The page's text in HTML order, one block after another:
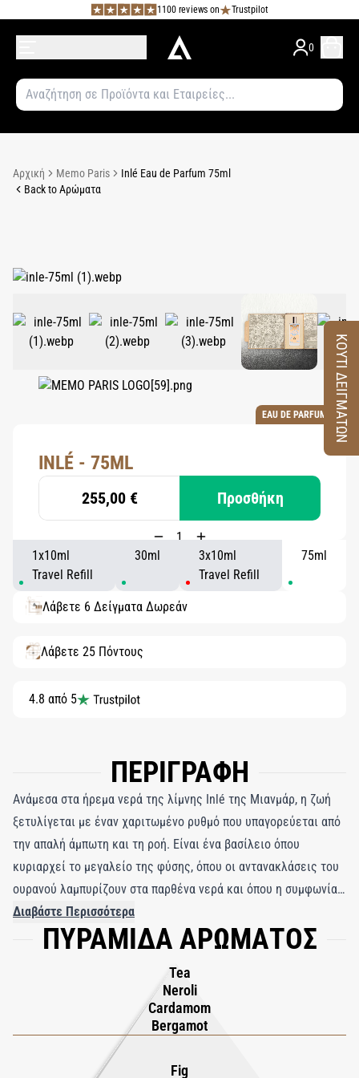
1100 reviews on Trustpilot
0
Αρχική Memo Paris
Inlé Eau de Parfum 75ml
Back to Αρώματα
EAU DE PARFUM
INLÉ - 75ML
255,00 € Προσθήκη
1x10ml
Travel Refill
30ml
3x10ml
Travel Refill
75ml
Λάβετε 6 Δείγματα Δωρεάν
Λάβετε 25 Πόντους
4.8 από 5
ΠΕΡΙΓΡΑΦΗ
Ανάμεσα στα ήρεμα νερά της λίμνης Inlé της Μιανμάρ, η ζωή
ξετυλίγεται με έναν χαριτωμένο ρυθμό που υπαγορεύεται από
την απαλή άμπωτη και τη ροή. Είναι ένα βασίλειο όπου
κυριαρχεί το μεγαλείο της φύσης, όπου οι αντανακλάσεις του
ουρανού λαμπυρίζουν στα παρθένα νερά και όπου η συμφωνία
της σιωπής, όταν πέφτει η νύχτα, είναι μια πολυπόθητη
απόλαυση. Το Inlé Eau de Parfum, ένα άρωμα που φέρνει στο
μαγευτικό κόσμο των ευωδιαστών ονείρων. Μια αρμονική
σύνθεση, πλέκει τις νότες του Jasmine, του Maté και του
Osmanthus σε μια ταπετσαρία οσφρητικού θαύματος.
Βυθιστείτε στην ουσία του Inlé, όπου ο Osmanthus ανθίζει,
βουτηγμένος σε ένα σύννεφο τσαγιού, προκαλεί μια
Διαβάστε Περισσότερα
ΠΥΡΑΜΙΔΑ ΑΡΩΜΑΤΟΣ
Tea
Neroli
Cardamom
Bergamot
Fig
ΚΟΥΤΙ ΔΕΙΓΜΑΤΩΝ